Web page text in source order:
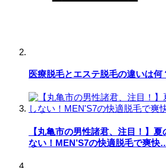
医療脱毛とエステ脱毛の違いは何
【丸亀市の男性諸君、注目！】
ない！MEN’S7の快適脱毛で爽快